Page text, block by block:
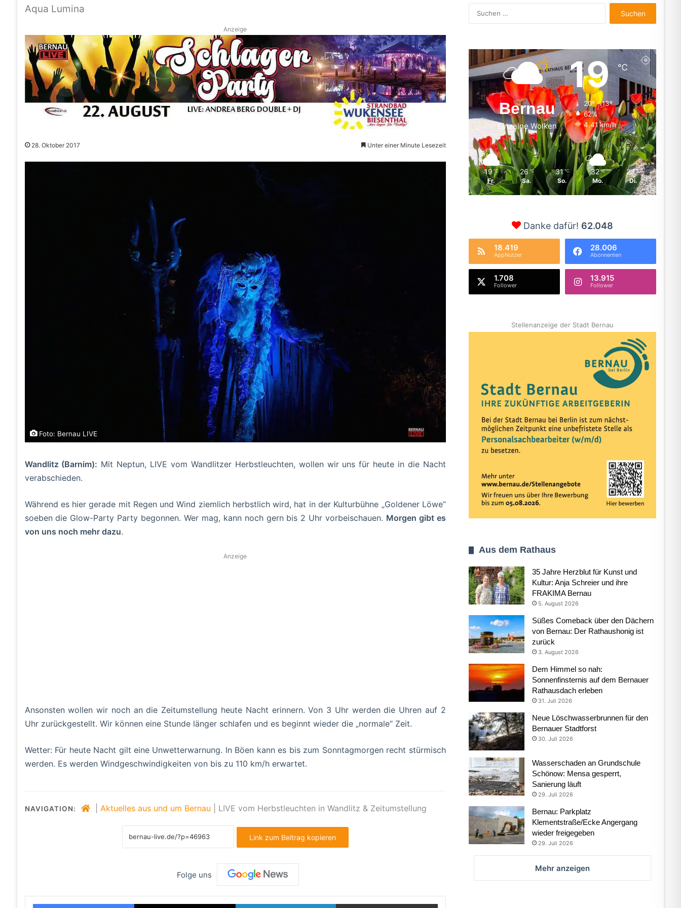
Aqua Lumina
Anzeige
28. Oktober 2017 Unter einer Minute Lesezeit
Foto: Bernau LIVE
Wandlitz (Barnim): Mit Neptun, LIVE vom Wandlitzer Herbstleuchten, wollen wir uns für heute in die Nacht
verabschieden.
Während es hier gerade mit Regen und Wind ziemlich herbstlich wird, hat in der Kulturbühne „Goldener Löwe“
soeben die Glow-Party Party begonnen. Wer mag, kann noch gern bis 2 Uhr vorbeischauen. Morgen gibt es
von uns noch mehr dazu.
Anzeige
Ansonsten wollen wir noch an die Zeitumstellung heute Nacht erinnern. Von 3 Uhr werden die Uhren auf 2
Uhr zurückgestellt. Wir können eine Stunde länger schlafen und es beginnt wieder die „normale“ Zeit.
Wetter: Für heute Nacht gilt eine Unwetterwarnung. In Böen kann es bis zum Sonntagmorgen recht stürmisch
werden. Es werden Windgeschwindigkeiten von bis zu 110 km/h erwartet.
NAVIGATION: Aktuelles aus und um Bernau LIVE vom Herbstleuchten in Wandlitz & Zeitumstellung
Link zum Beitrag kopieren
Folge uns
Facebook X LinkedIn Teilen via E-Mail
nach:
Bernau
Einzelne Wolken
19℃
20º - 13º
62%
4.41 km/h
19 ℃
Fr.
26 ℃
Sa.
31 ℃
So.
32 ℃
Mo.
23 ℃
Di.
Danke dafür! 62.048
18.419
AppNutzer
28.006
Abonnenten
1.708
Follower
13.915
Follower
Stellenanzeige der Stadt Bernau
Aus dem Rathaus
35 Jahre Herzblut für Kunst und
Kultur: Anja Schreier und ihre
FRAKIMA Bernau
5. August 2026
Süßes Comeback über den Dächern
von Bernau: Der Rathaushonig ist
zurück
3. August 2026
Dem Himmel so nah:
Sonnenfinsternis auf dem Bernauer
Rathausdach erleben
31. Juli 2026
Neue Löschwasserbrunnen für den
Bernauer Stadtforst
30. Juli 2026
Wasserschaden an Grundschule
Schönow: Mensa gesperrt,
Sanierung läuft
29. Juli 2026
Bernau: Parkplatz
Klementstraße/Ecke Angergang
wieder freigegeben
29. Juli 2026
Mehr anzeigen